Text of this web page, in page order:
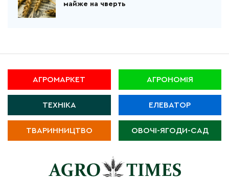
майже на чверть
АГРОМАРКЕТ АГРОНОМІЯ
ТЕХНІКА ЕЛЕВАТОР
ТВАРИННИЦТВО ОВОЧІ-ЯГОДИ-САД